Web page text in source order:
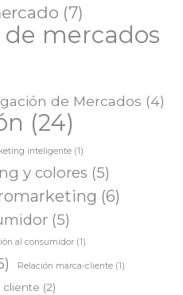
(7)
mercados
de Mercados (4)
(24)
inteligente (1)
y colores (5)
(6)
(5)
al consumidor (1)
Relación marca-cliente (1)
cliente (2)